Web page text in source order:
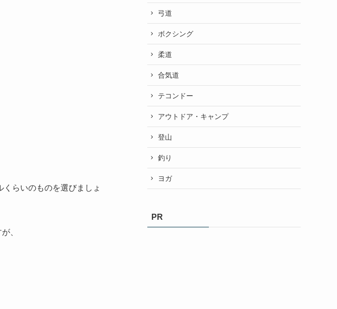
らいのものを選びましょ
、
弓道
ボクシング
柔道
合気道
テコンドー
アウトドア・キャンプ
登山
釣り
ヨガ
PR